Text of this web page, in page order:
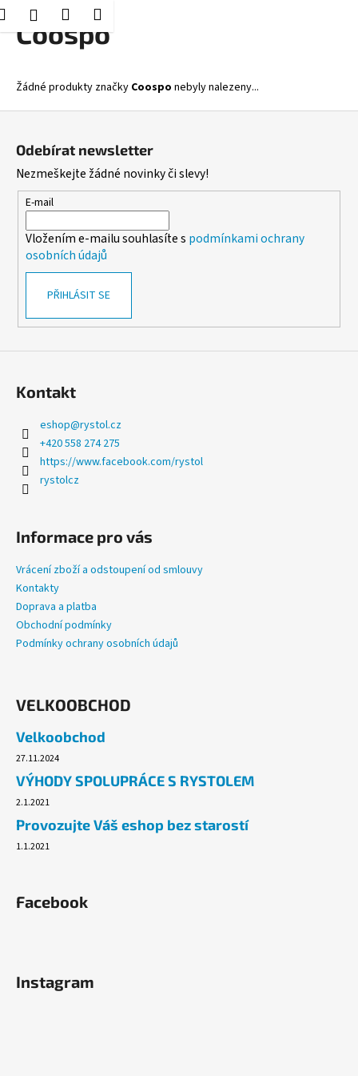
Přejít
HledatPřihlášení
Nákupní
košík
Menu
Coospo
Žádné produkty značky Coospo nebyly nalezeny...
K
o
Zpět
Zpět
C
o
o
t
ř
e
b
u
n
j
t
?
HLEDAT
D
o
p
u
u
j
e
m
e
TAŠKY
100KS/BLOK,
ČERVENÉ
Odebírat newsletter
Nezmeškejte žádné novinky či slevy!
E-mail
Vložením e-mailu souhlasíte s podmínkami ochrany
osobních údajů
PŘIHLÁSIT SE
Kontakt
eshop@rystol.cz
+420 558 274 275
https://www.facebook.com/rystol
rystolcz
Informace pro vás
Vrácení zboží a odstoupení od smlouvy
Kontakty
Doprava a platba
Obchodní podmínky
Podmínky ochrany osobních údajů
VELKOOBCHOD
Velkoobchod
27.11.2024
VÝHODY SPOLUPRÁCE S RYSTOLEM
2.1.2021
Provozujte Váš eshop bez starostí
1.1.2021
Facebook
Instagram